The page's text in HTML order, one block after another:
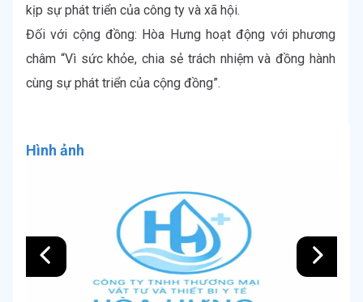
kịp sự phát triển của công ty và xã hội.
Đối với cộng đồng: Hòa Hưng hoạt động với phương
châm “Vì sức khỏe, chia sẻ trách nhiệm và đồng hành
cùng sự phát triển của cộng đồng”.
Hình ảnh